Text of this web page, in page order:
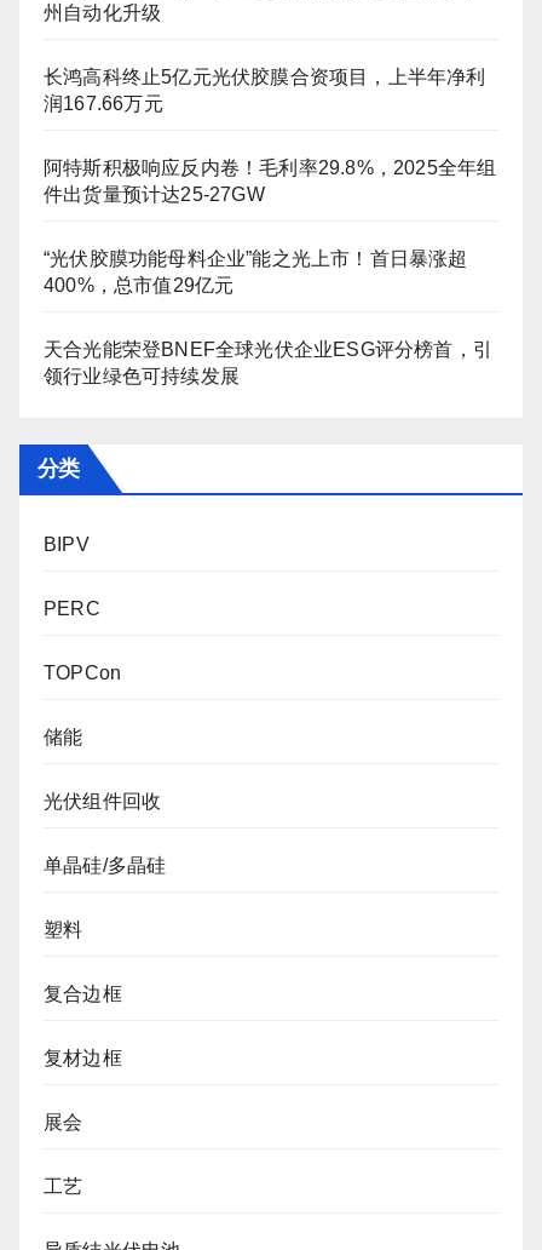
州自动化升级
长鸿高科终止5亿元光伏胶膜合资项目，上半年净利
润167.66万元
阿特斯积极响应反内卷！毛利率29.8%，2025全年组
件出货量预计达25-27GW
“光伏胶膜功能母料企业”能之光上市！首日暴涨超
400%，总市值29亿元
天合光能荣登BNEF全球光伏企业ESG评分榜首，引
领行业绿色可持续发展
分类
BIPV
PERC
TOPCon
储能
光伏组件回收
单晶硅/多晶硅
塑料
复合边框
复材边框
展会
工艺